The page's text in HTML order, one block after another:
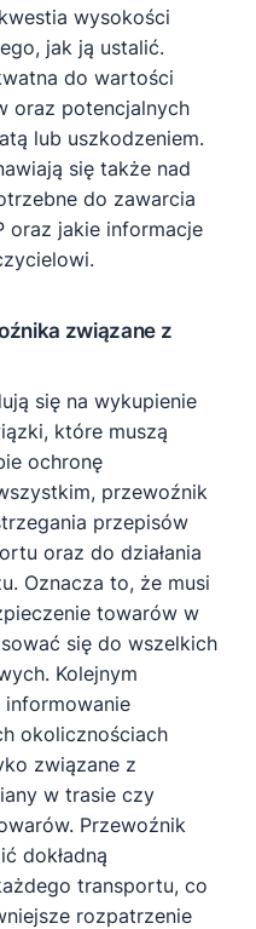
wysokości
jak ją ustalić.
do wartości
oraz potencjalnych
lub uszkodzeniem.
się także nad
do zawarcia
oraz jakie informacje
związane z
się na wykupienie
które muszą
ochronę
przewoźnik
przepisów
oraz do działania
Oznacza to, że musi
towarów w
się do wszelkich
Kolejnym
okolicznościach
związane z
w trasie czy
Przewoźnik
dokładną
transportu, co
rozpatrzenie